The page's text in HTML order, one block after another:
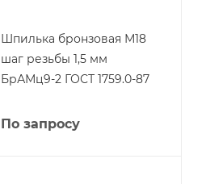
Шпилька бронзовая М18
шаг резьбы 1,5 мм
БрАМц9-2 ГОСТ 1759.0-87
По запросу